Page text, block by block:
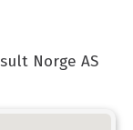
Norge AS